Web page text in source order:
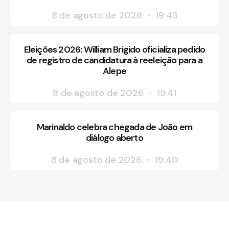
8 de agosto de 2026
19:43
Eleições 2026: William Brigido oficializa pedido
de registro de candidatura à reeleição para a
Alepe
8 de agosto de 2026
19:41
Marinaldo celebra chegada de João em
diálogo aberto
8 de agosto de 2026
19:40